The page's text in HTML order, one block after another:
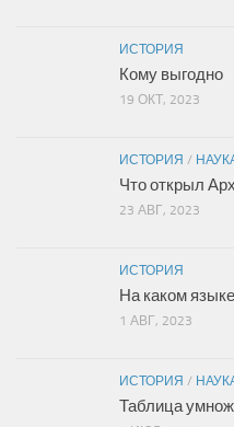
ИСТОРИЯ
Кому выгодно
19 ОКТ, 2023
ИСТОРИЯ /
Что открыл
23 АВГ, 2023
ИСТОРИЯ
На каком
1 АВГ, 2023
ИСТОРИЯ /
Таблица